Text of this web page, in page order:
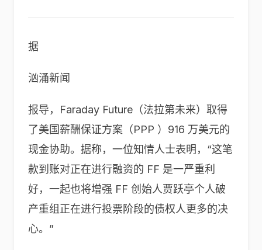
据
汹涌新闻
报导，Faraday Future（法拉第未来）取得
了美国薪酬保证方案（PPP ）916 万美元的
现金协助。据称，一位知情人士表明，“这笔
款到账对正在进行融资的 FF 是一严重利
好，一起也将增强 FF 创始人贾跃亭个人破
产重组正在进行投票阶段的债权人更多的决
心。”